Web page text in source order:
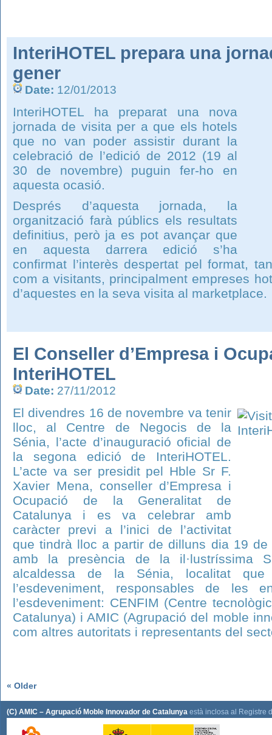
InteriHOTEL prepara una
gener
Date: 12/01/2013
InteriHOTEL ha preparat una nova
jornada de visita per a que els hotels
que no van poder assistir durant la
celebració de l’edició de 2012 (19 al
30 de novembre) puguin fer-ho en
aquesta ocasió.
Després d’aquesta jornada, la
organització farà públics els resultats
definitius, però ja es pot avançar que
en aquesta darrera edició s’ha
confirmat l’interès despertat pel format,
com a visitants, principalment empreses
d’aquestes en la seva visita al marketplace.
El Conseller d’Empresa i
InteriHOTEL
Date: 27/11/2012
El divendres 16 de novembre va tenir
lloc, al Centre de Negocis de la
Sénia, l’acte d’inauguració oficial de
la segona edició de InteriHOTEL.
L’acte va ser presidit pel Hble Sr F.
Xavier Mena, conseller d’Empresa i
Ocupació de la Generalitat de
Catalunya i es va celebrar amb
caràcter previ a l’inici de l’activitat
que tindrà lloc a partir de dilluns dia 19
amb la presència de la il·lustríssima
alcaldessa de la Sénia, localitat
l’esdeveniment, responsables de les
l’esdeveniment: CENFIM (Centre
Catalunya) i AMIC (Agrupació del moble
com altres autoritats i representants del
« Older
(C) AMIC – Agrupació Moble Innovador de Catalunya està inclosa al Registre